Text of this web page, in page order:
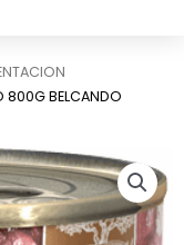
800G BELCANDO